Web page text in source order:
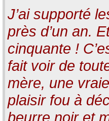
J’ai supporté
près d’un an.
cinquante !
fait voir de
mère, une
plaisir fou à
beurre noir et